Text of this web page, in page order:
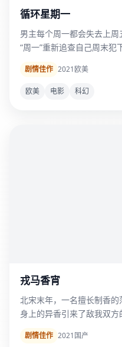
循环星期一
男主每个周一都会失去上
“周一”重新追查自己周末犯
剧情佳作 2021欧美
欧美 电影 科幻
戎马香宵
北宋末年，一名擅长制香
身上的异香引来了敌我双方
剧情佳作 2021国产